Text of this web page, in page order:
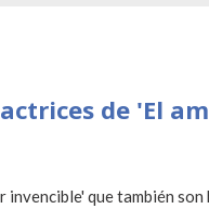
de 'El